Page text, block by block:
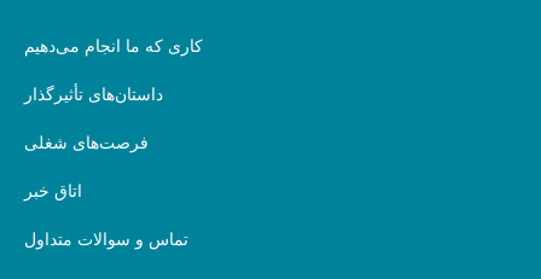
کاری که ما انجام می‌دهیم
داستان‌های تأثیرگذار
فرصت‌های شغلی
اتاق خبر
تماس و سوالات متداول